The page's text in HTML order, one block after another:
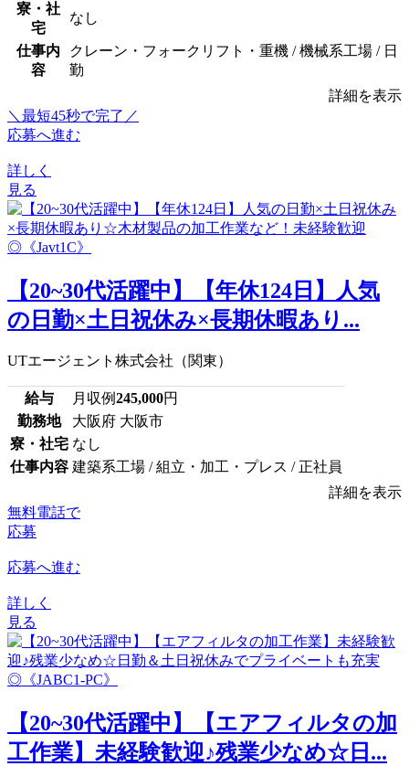
寮・社
宅
なし
仕事内
容
クレーン・フォークリフト・重機 / 機械系工場 / 日
勤
詳細を表示
＼最短45秒で完了／
応募へ進む
詳しく
見る
【20~30代活躍中】【年休124日】人気
の日勤×土日祝休み×長期休暇あり...
UTエージェント株式会社（関東）
給与 月収例245,000円
勤務地
大阪府 大阪市
寮・社宅 なし
仕事内容 建築系工場 / 組立・加工・プレス / 正社員
詳細を表示
無料電話で
応募
応募へ進む
詳しく
見る
【20~30代活躍中】【エアフィルタの加
工作業】未経験歓迎♪残業少なめ☆日...